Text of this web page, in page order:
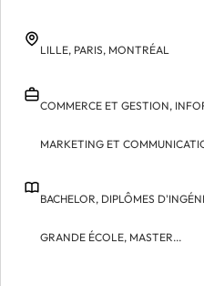
LILLE, PARIS, MONTRÉAL
COMMERCE ET GESTION,
MARKETING ET
BACHELOR, DIPLÔMES
GRANDE ÉCOLE, MASTER...